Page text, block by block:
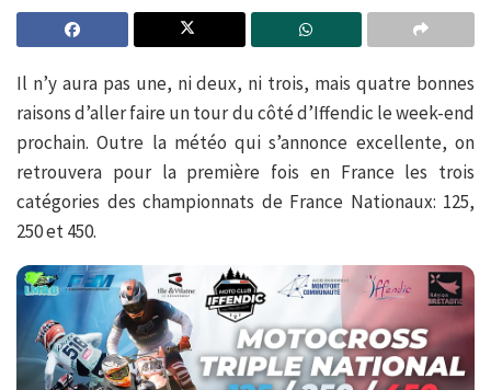
Il n’y aura pas une, ni deux, ni trois, mais quatre bonnes
raisons d’aller faire un tour du côté d’Iffendic le week-end
prochain. Outre la météo qui s’annonce excellente, on
retrouvera pour la première fois en France les trois
catégories des championnats de France Nationaux: 125,
250 et 450.